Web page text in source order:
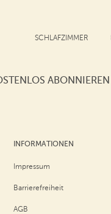
SCHLAFZIMMER
ABONNIEREN
INFORMATIONEN
Impressum
Barrierefreiheit
AGB